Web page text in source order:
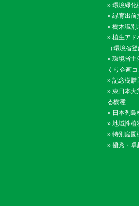
» 環境緑化
» 緑育出前
» 樹木識別
» 植生アド
（環境省
» 環境省主
くり企画
» 記念樹贈
» 東日本大
る樹種
» 日本列島
» 地域性植
» 特別庭園
» 優秀・卓